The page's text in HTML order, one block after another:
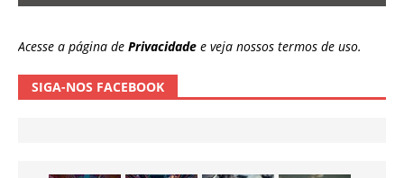
Acesse a página de Privacidade e veja nossos termos de uso.
SIGA-NOS FACEBOOK